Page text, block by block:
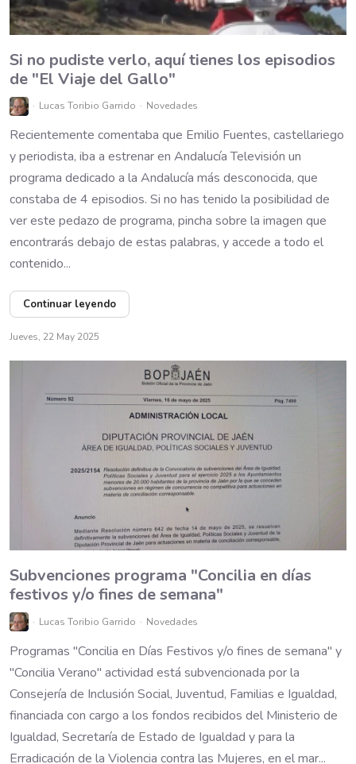
Si no pudiste verlo, aquí tienes los episodios
de "El Viaje del Gallo"
Lucas Toribio Garrido Novedades
Recientemente comentaba que Emilio Fuentes, castellariego
y periodista, iba a estrenar en Andalucía Televisión un
programa dedicado a la Andalucía más desconocida, que
constaba de 4 episodios. Si no has tenido la posibilidad de
ver este pedazo de programa, pincha sobre la imagen que
encontrarás debajo de estas palabras, y accede a todo el
contenido...
Continuar leyendo
Jueves, 22 May 2025
Subvenciones programa "Concilia en días
festivos y/o fines de semana"
Lucas Toribio Garrido Novedades
Programas "Concilia en Días Festivos y/o fines de semana" y
"Concilia Verano" actividad está subvencionada por la
Consejería de Inclusión Social, Juventud, Familias e Igualdad,
financiada con cargo a los fondos recibidos del Ministerio de
Igualdad, Secretaría de Estado de Igualdad y para la
Erradicación de la Violencia contra las Mujeres, en el mar...